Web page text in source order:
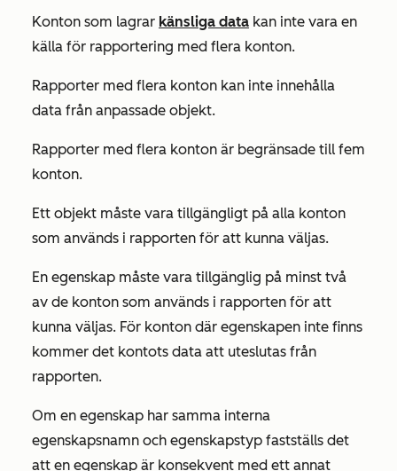
Konton som lagrar känsliga data kan inte vara en
källa för rapportering med flera konton.
Rapporter med flera konton kan inte innehålla
data från anpassade objekt.
Rapporter med flera konton är begränsade till fem
konton.
Ett objekt måste vara tillgängligt på alla konton
som används i rapporten för att kunna väljas.
En egenskap måste vara tillgänglig på minst två
av de konton som används i rapporten för att
kunna väljas. För konton där egenskapen inte finns
kommer det kontots data att uteslutas från
rapporten.
Om en egenskap har samma interna
egenskapsnamn och egenskapstyp fastställs det
att en egenskap är konsekvent med ett annat